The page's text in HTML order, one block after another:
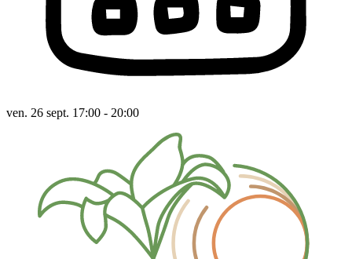
ven. 26 sept. 17:00 - 20:00